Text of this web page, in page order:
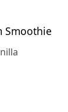
Smoothie